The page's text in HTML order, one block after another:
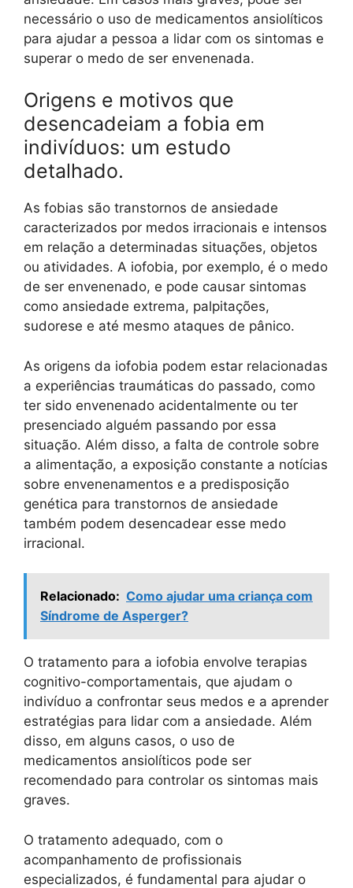
necessário o uso de medicamentos ansiolíticos
para ajudar a pessoa a lidar com os sintomas e
superar o medo de ser envenenada.
Origens e motivos que
desencadeiam a fobia em
indivíduos: um estudo
detalhado.
As fobias são transtornos de ansiedade
caracterizados por medos irracionais e intensos
em relação a determinadas situações, objetos
ou atividades. A iofobia, por exemplo, é o medo
de ser envenenado, e pode causar sintomas
como ansiedade extrema, palpitações,
sudorese e até mesmo ataques de pânico.
As origens da iofobia podem estar relacionadas
a experiências traumáticas do passado, como
ter sido envenenado acidentalmente ou ter
presenciado alguém passando por essa
situação. Além disso, a falta de controle sobre
a alimentação, a exposição constante a notícias
sobre envenenamentos e a predisposição
genética para transtornos de ansiedade
também podem desencadear esse medo
irracional.
Relacionado: Como ajudar uma criança com
Síndrome de Asperger?
O tratamento para a iofobia envolve terapias
cognitivo-comportamentais, que ajudam o
indivíduo a confrontar seus medos e a aprender
estratégias para lidar com a ansiedade. Além
disso, em alguns casos, o uso de
medicamentos ansiolíticos pode ser
recomendado para controlar os sintomas mais
graves.
O tratamento adequado, com o
acompanhamento de profissionais
especializados, é fundamental para ajudar o